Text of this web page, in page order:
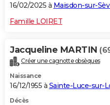
16/02/2025 à Maisdon-sur-
Famille LOIRET
Jacqueline MARTIN
Créer une cagnotte obsèques
Naissance
16/12/1955 à Sainte-Luce-sur-
Décès